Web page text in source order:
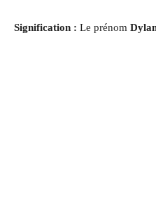
Signification : Le prénom